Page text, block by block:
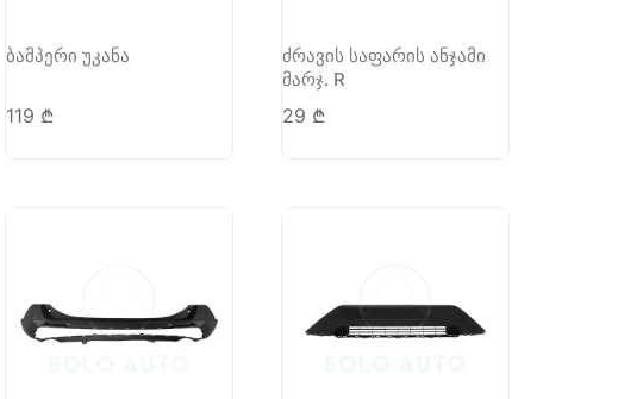
ბამპერი უკანა
119 ₾
ძრავის საფარის ანჯამი
მარჯ. R
29 ₾